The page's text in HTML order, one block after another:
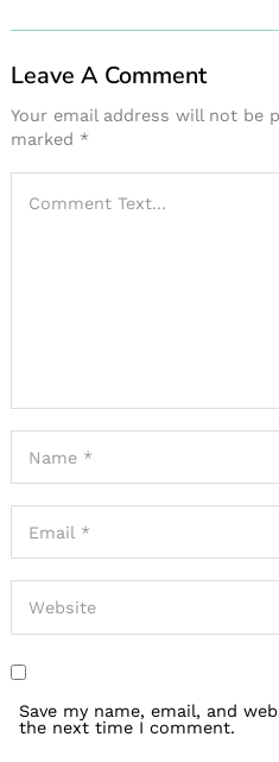
Leave A Comment
Your email address will not be
marked *
Save my name, email, and
the next time I comment.